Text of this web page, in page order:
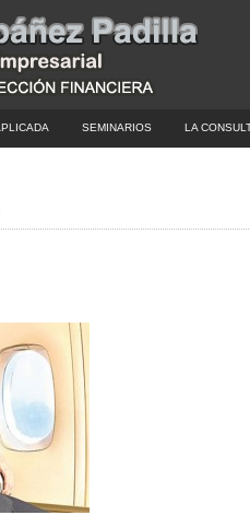
SEMINARIOS LA